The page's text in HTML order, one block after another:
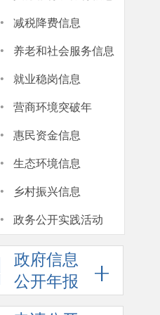
· 减税降费信息
· 养老和社会服务信息
· 就业稳岗信息
· 营商环境突破年
· 惠民资金信息
· 生态环境信息
· 乡村振兴信息
· 政务公开实践活动
政府信息
公开年报